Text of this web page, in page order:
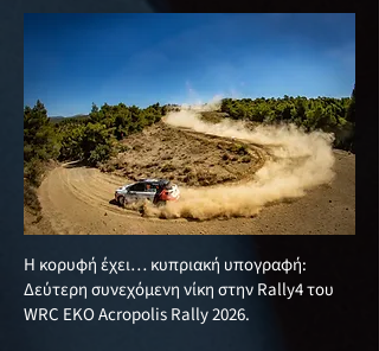
Η κορυφή έχει… κυπριακή υπογραφή:
Δεύτερη συνεχόμενη νίκη στην Rally4 του
WRC EKO Acropolis Rally 2026.